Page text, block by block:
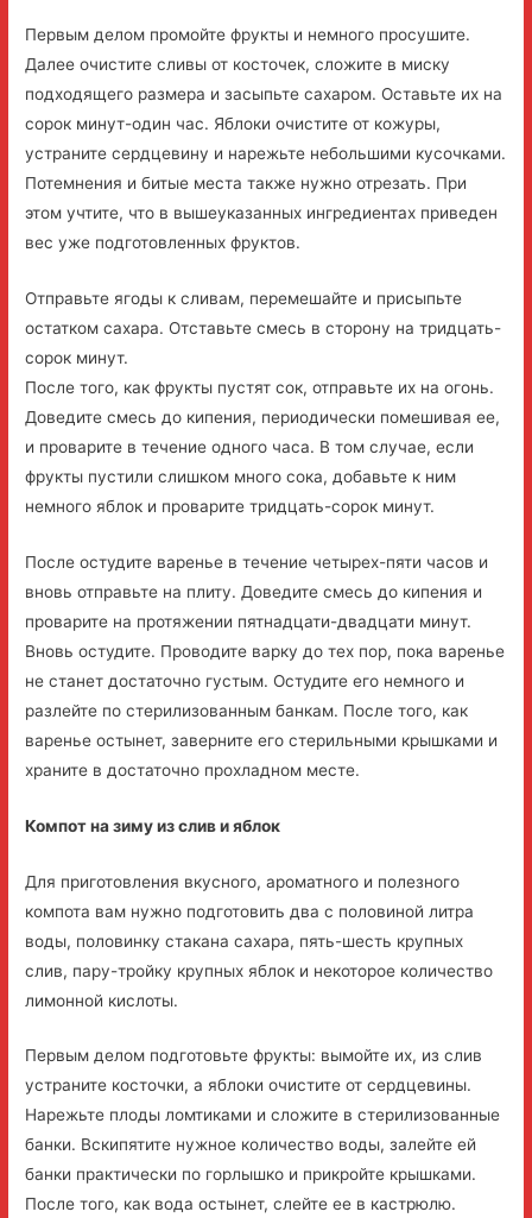
Первым делом промойте фрукты и немного просушите.
Далее очистите сливы от косточек, сложите в миску
подходящего размера и засыпьте сахаром. Оставьте их на
сорок минут-один час. Яблоки очистите от кожуры,
устраните сердцевину и нарежьте небольшими кусочками.
Потемнения и битые места также нужно отрезать. При
этом учтите, что в вышеуказанных ингредиентах приведен
вес уже подготовленных фруктов.
Отправьте ягоды к сливам, перемешайте и присыпьте
остатком сахара. Отставьте смесь в сторону на тридцать-
сорок минут.
После того, как фрукты пустят сок, отправьте их на огонь.
Доведите смесь до кипения, периодически помешивая ее,
и проварите в течение одного часа. В том случае, если
фрукты пустили слишком много сока, добавьте к ним
немного яблок и проварите тридцать-сорок минут.
После остудите варенье в течение четырех-пяти часов и
вновь отправьте на плиту. Доведите смесь до кипения и
проварите на протяжении пятнадцати-двадцати минут.
Вновь остудите. Проводите варку до тех пор, пока варенье
не станет достаточно густым. Остудите его немного и
разлейте по стерилизованным банкам. После того, как
варенье остынет, заверните его стерильными крышками и
храните в достаточно прохладном месте.
Компот на зиму из слив и яблок
Для приготовления вкусного, ароматного и полезного
компота вам нужно подготовить два с половиной литра
воды, половинку стакана сахара, пять-шесть крупных
слив, пару-тройку крупных яблок и некоторое количество
лимонной кислоты.
Первым делом подготовьте фрукты: вымойте их, из слив
устраните косточки, а яблоки очистите от сердцевины.
Нарежьте плоды ломтиками и сложите в стерилизованные
банки. Вскипятите нужное количество воды, залейте ей
банки практически по горлышко и прикройте крышками.
После того, как вода остынет, слейте ее в кастрюлю.